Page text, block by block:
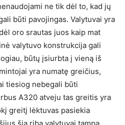
ne tik dėl to, kad jų
būti pavojingas. Valytuvai yra
oro srautas juos kaip mat
valytuvo konstrukcija gali
būtų įsiurbta į vieną iš
yra numatę greičius,
tiesiog nebegali būti
A320 atveju tas greitis yra
greitį lėktuvas pasiekia